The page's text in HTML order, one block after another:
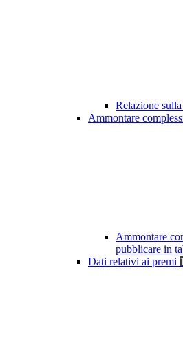
Relazione
Ammontare
Ammontare
pubblicare in
Dati relativi ai premi 1